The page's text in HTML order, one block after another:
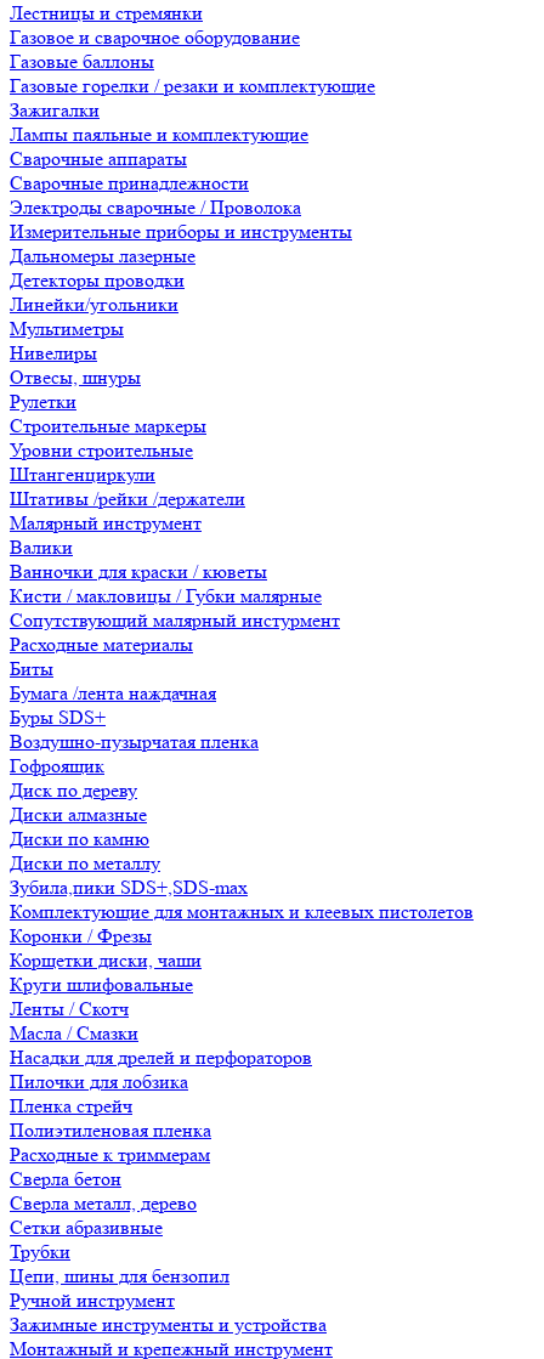
Лестницы и стремянки
Газовое и сварочное оборудование
Газовые баллоны
Газовые горелки / резаки и комплектующие
Зажигалки
Лампы паяльные и комплектующие
Сварочные аппараты
Сварочные принадлежности
Электроды сварочные / Проволока
Измерительные приборы и инструменты
Дальномеры лазерные
Детекторы проводки
Линейки/угольники
Мультиметры
Нивелиры
Отвесы, шнуры
Рулетки
Строительные маркеры
Уровни строительные
Штангенциркули
Штативы /рейки /держатели
Малярный инструмент
Валики
Ванночки для краски / кюветы
Кисти / макловицы / Губки малярные
Сопутствующий малярный инстурмент
Расходные материалы
Биты
Бумага /лента наждачная
Буры SDS+
Воздушно-пузырчатая пленка
Гофроящик
Диск по дереву
Диски алмазные
Диски по камню
Диски по металлу
Зубила,пики SDS+,SDS-max
Комплектующие для монтажных и клеевых пистолетов
Коронки / Фрезы
Корщетки диски, чаши
Круги шлифовальные
Ленты / Скотч
Масла / Смазки
Насадки для дрелей и перфораторов
Пилочки для лобзика
Пленка стрейч
Полиэтиленовая пленка
Расходные к триммерам
Сверла бетон
Сверла металл, дерево
Сетки абразивные
Трубки
Цепи, шины для бензопил
Ручной инструмент
Зажимные инструменты и устройства
Монтажный и крепежный инструмент